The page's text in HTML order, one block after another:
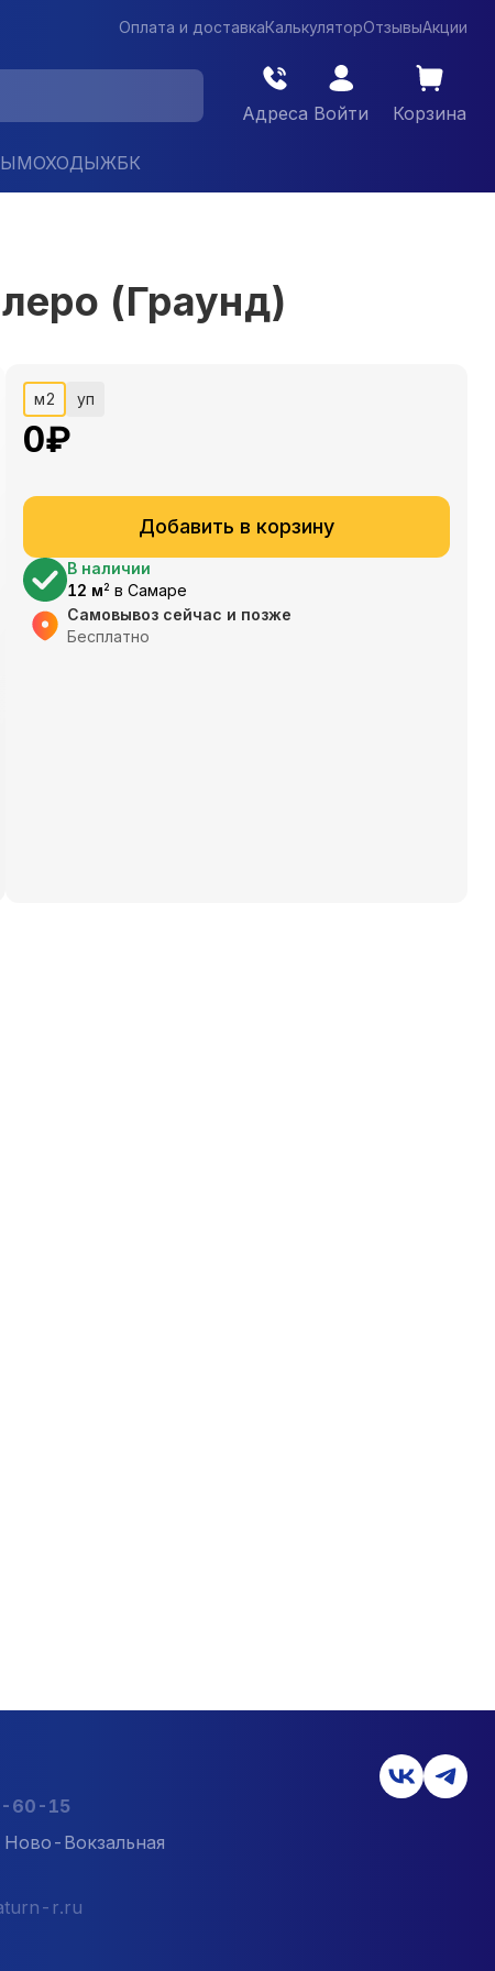
Оплата и доставкаКалькуляторОтзывыАкции
Адреса Войти Корзина
ЖБК
(Граунд)
м2 уп
0₽
Добавить в корзину
В наличии
12 м2 в Самаре
Самовывоз сейчас и позже
Бесплатно
60-15
Ново-Вокзальная
r.ru